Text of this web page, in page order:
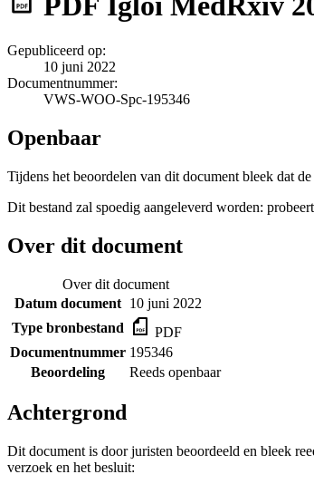
Gepubliceerd op:
10 juni 2022
Documentnummer:
VWS-WOO-Spc-195346
Openbaar
Tijdens het beoordelen van dit document bleek dat
Dit bestand zal spoedig aangeleverd worden:
Over dit document
Over dit document
Datum document 10 juni 2022
Type bronbestand
PDF
Documentnummer 195346
Beoordeling
Reeds openbaar
Achtergrond
Dit document is door juristen beoordeeld en bleek
verzoek en het besluit: